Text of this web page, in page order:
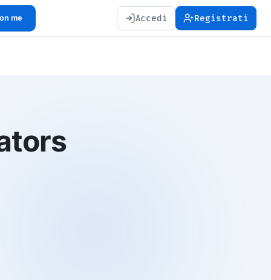
Accedi Registrati
me